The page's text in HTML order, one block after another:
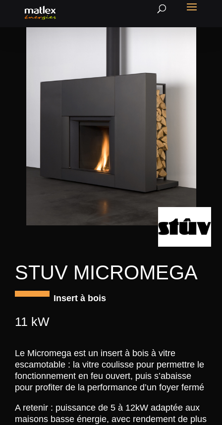
STUV MICROMEGA
Insert à bois
11 kW
Le Micromega est un insert à bois à vitre
escamotable : la vitre coulisse pour permettre le
fonctionnement en feu ouvert, puis s’abaisse
pour profiter de la performance d’un foyer fermé
A retenir : puissance de 5 à 12kW adaptée aux
maisons basse énergie, avec rendement de plus